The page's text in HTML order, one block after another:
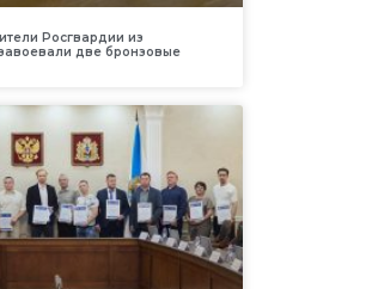
Росгвардии из
две бронзовые